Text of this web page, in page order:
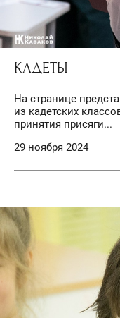
КАДЕТЫ
На странице
из кадетских
принятия присяги...
29 ноября 2024